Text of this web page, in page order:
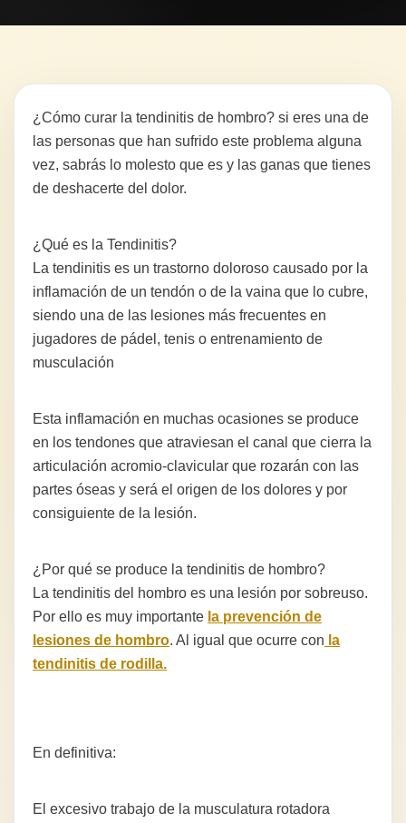
¿Cómo curar la tendinitis de hombro? si eres una de
las personas que han sufrido este problema alguna
vez, sabrás lo molesto que es y las ganas que tienes
de deshacerte del dolor.
¿Qué es la Tendinitis?
La tendinitis es un trastorno doloroso causado por la
inflamación de un tendón o de la vaina que lo cubre,
siendo una de las lesiones más frecuentes en
jugadores de pádel, tenis o entrenamiento de
musculación
Esta inflamación en muchas ocasiones se produce
en los tendones que atraviesan el canal que cierra la
articulación acromio-clavicular que rozarán con las
partes óseas y será el origen de los dolores y por
consiguiente de la lesión.
¿Por qué se produce la tendinitis de hombro?
La tendinitis del hombro es una lesión por sobreuso.
Por ello es muy importante la prevención de
lesiones de hombro. Al igual que ocurre con la
tendinitis de rodilla.
En definitiva:
El excesivo trabajo de la musculatura rotadora